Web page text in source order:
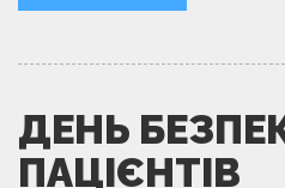
ДЕНЬ
ПАЦІЄНТІВ